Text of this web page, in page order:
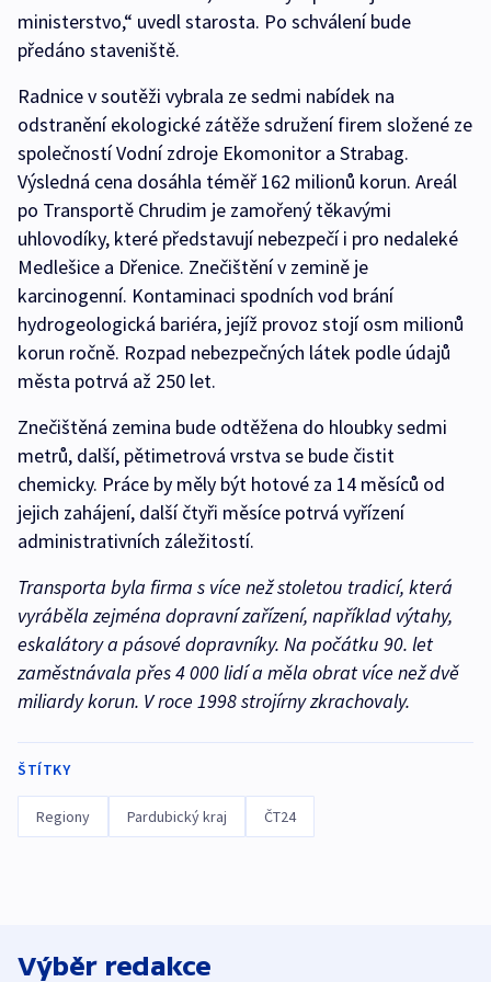
ministerstvo,“ uvedl starosta. Po schválení bude
předáno staveniště.
Radnice v soutěži vybrala ze sedmi nabídek na
odstranění ekologické zátěže sdružení firem složené ze
společností Vodní zdroje Ekomonitor a Strabag.
Výsledná cena dosáhla téměř 162 milionů korun. Areál
po Transportě Chrudim je zamořený těkavými
uhlovodíky, které představují nebezpečí i pro nedaleké
Medlešice a Dřenice. Znečištění v zemině je
karcinogenní. Kontaminaci spodních vod brání
hydrogeologická bariéra, jejíž provoz stojí osm milionů
korun ročně. Rozpad nebezpečných látek podle údajů
města potrvá až 250 let.
Znečištěná zemina bude odtěžena do hloubky sedmi
metrů, další, pětimetrová vrstva se bude čistit
chemicky. Práce by měly být hotové za 14 měsíců od
jejich zahájení, další čtyři měsíce potrvá vyřízení
administrativních záležitostí.
Transporta byla firma s více než stoletou tradicí, která
vyráběla zejména dopravní zařízení, například výtahy,
eskalátory a pásové dopravníky. Na počátku 90. let
zaměstnávala přes 4 000 lidí a měla obrat více než dvě
miliardy korun. V roce 1998 strojírny zkrachovaly.
ŠTÍTKY
Regiony Pardubický kraj ČT24
Výběr redakce